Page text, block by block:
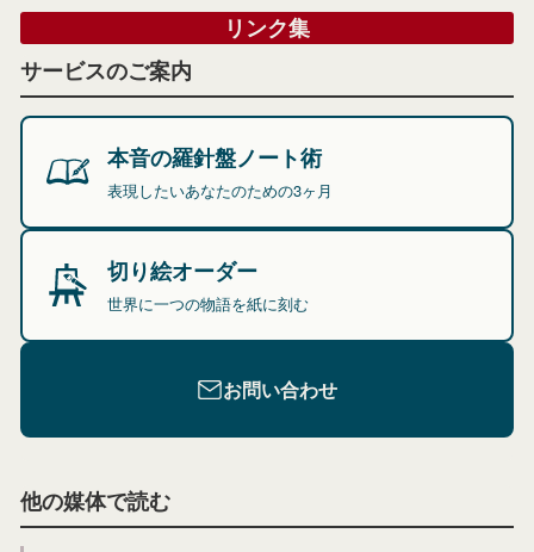
リンク集
サービスのご案内
本音の羅針盤ノート術
表現したいあなたのための3ヶ月
切り絵オーダー
世界に一つの物語を紙に刻む
お問い合わせ
他の媒体で読む